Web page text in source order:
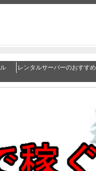
レンタルサーバーのおすすめ